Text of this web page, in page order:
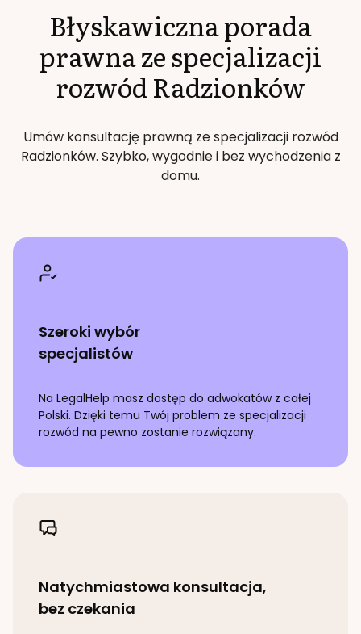
Błyskawiczna porada
prawna ze specjalizacji
rozwódRadzionków
Umów konsultację prawną ze specjalizacji rozwód
Radzionków. Szybko, wygodnie i bez wychodzenia z
domu.
Szeroki wybór
specjalistów
Na LegalHelp masz dostęp do adwokatów z całej
Polski. Dzięki temu Twój problem ze specjalizacji
rozwód na pewno zostanie rozwiązany.
Natychmiastowa konsultacja,
bez czekania